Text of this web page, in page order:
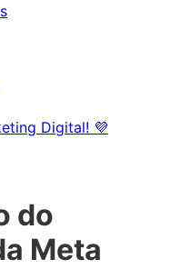
Digital! 💜
do
Meta